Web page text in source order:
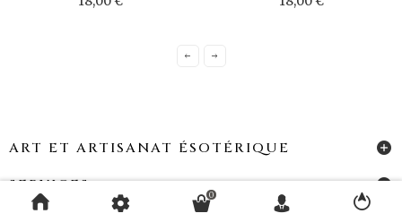
0
ART ET ARTISANAT ÉSOTÉRIQUE
SERVICES